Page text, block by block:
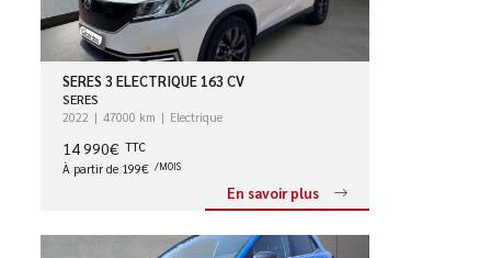
SERES 3 ELECTRIQUE 163 CV
SERES
2022 47000 km Electrique
14 990€ TTC
À partir de 199€ /MOIS
En savoir plus